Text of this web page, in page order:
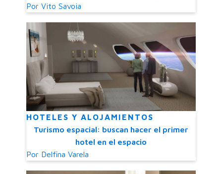
Por Vito Savoia
HOTELES Y ALOJAMIENTOS
Turismo espacial: buscan hacer el primer
hotel en el espacio
Por Delfina Varela